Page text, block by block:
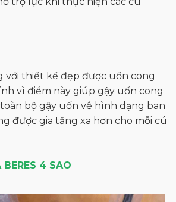
với thiết kế đẹp được uốn cong
vì điểm này giúp gậy uốn cong
bộ gậy uốn về hình dạng ban
được gia tăng xa hơn cho mỗi cú
4 SAO